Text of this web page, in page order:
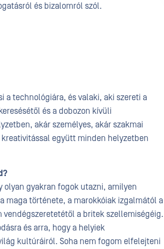
és bizalomról szól.
a technológiára, és valaki, aki szereti a
és a dobozon kívüli
akár személyes, akár szakmai
együtt minden helyzetben
gyakran fogok utazni, amilyen
maga története, a marokkóiak izgalmától a
a britek szellemiségéig.
és arra, hogy a helyiek
kultúráiról. Soha nem fogom elfelejteni